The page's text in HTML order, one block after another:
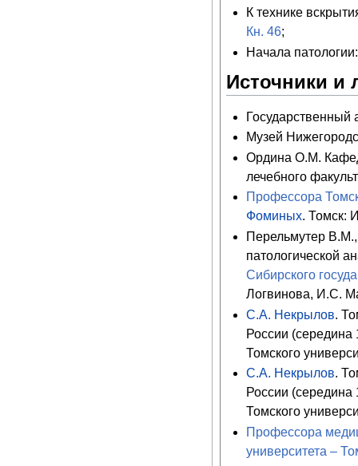
К технике
Кн. 46;
Начала
Источники и
Музей
Ордина О.М.
лечебного
Профессора
Фоминых. Томск:
Перельмутер
патологической
Сибирского
Логвинова, И.С.
С.А. Некрылов.
России (середина
Томского
С.А. Некрылов.
России (середина
Томского
Профессора
университета –